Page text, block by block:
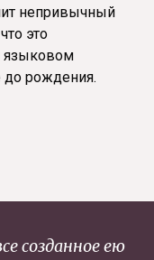
непривычный
это
языковом
до рождения.
созданное ею